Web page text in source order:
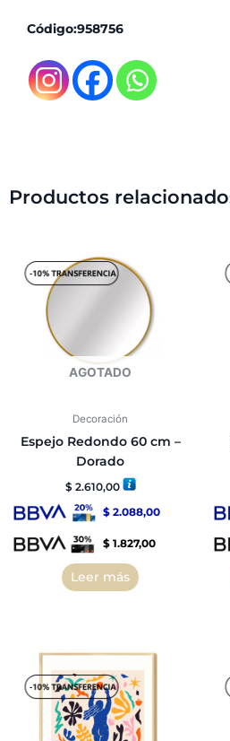
Código:958756
Productos
AGOTADO
Decoración
Espejo Redondo 60 cm –
Dorado
$ 2.610,00
$ 2.088,00
$ 1.827,00
Leer más